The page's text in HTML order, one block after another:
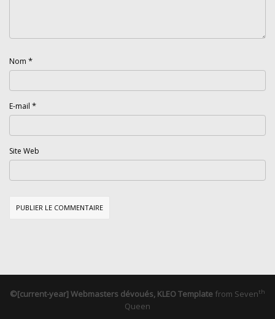
Nom *
E-mail *
Site Web
©[current-year] Webmasters dévoués, KLEO Template from Seventh
Queen